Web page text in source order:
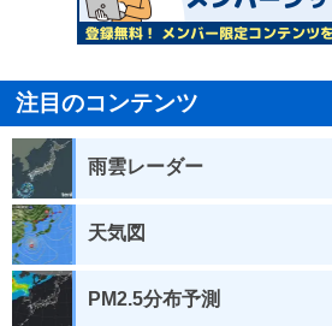
注目のコンテンツ
雨雲レーダー
天気図
PM2.5分布予測